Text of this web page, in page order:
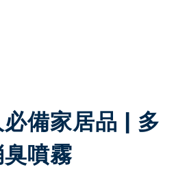
很好搓開起泡！
備家居品 | 多
噴霧